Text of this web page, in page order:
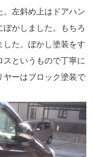
左斜め上はドアハン
ぼかしました。もちろ
した。ぼかし塗装をす
スというもので丁寧に
ヤーはブロック塗装で